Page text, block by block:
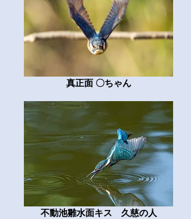
真正面 〇ちゃん
不動池雛水面キス 久慈の人